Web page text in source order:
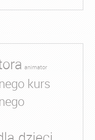
animator
kurs